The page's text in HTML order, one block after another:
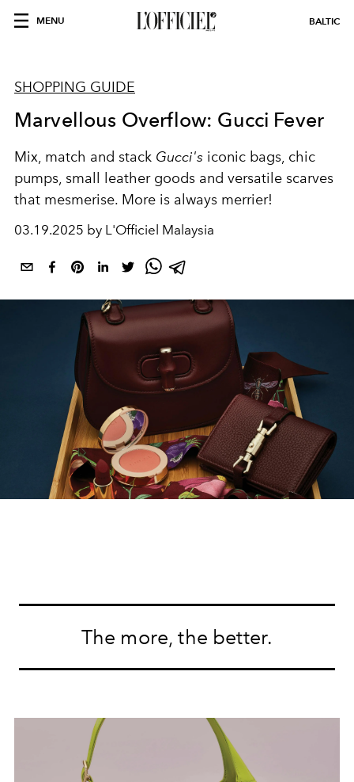
MENU BALTIC
SHOPPING GUIDE
Marvellous Overflow: Gucci Fever
Mix, match and stack Gucci's iconic bags, chic
pumps, small leather goods and versatile scarves
that mesmerise. More is always merrier!
03.19.2025 by L'Officiel Malaysia
The more, the better.